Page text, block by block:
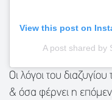
View this post on
A post shared by
Οι λόγοι του
& όσα φέρνει η